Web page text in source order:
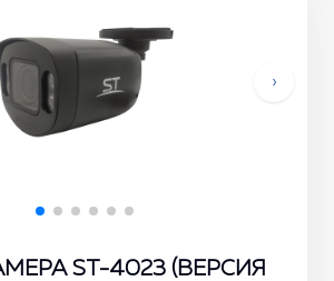
›
ST-4023 (ВЕРСИЯ